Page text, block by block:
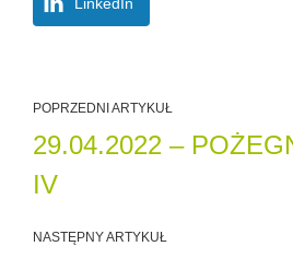
LinkedIn
POPRZEDNI ARTYKUŁ
29.04.2022 –
IV
NASTĘPNY ARTYKUŁ